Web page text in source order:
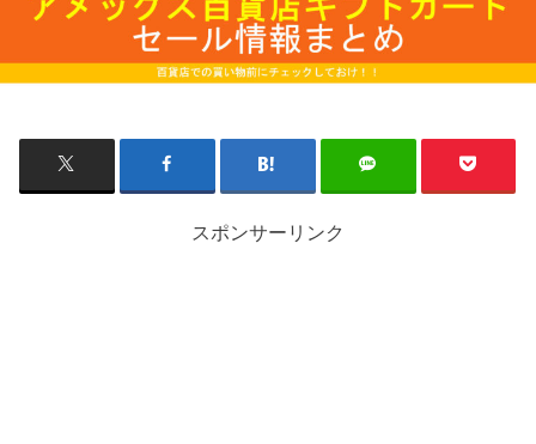
スポンサーリンク